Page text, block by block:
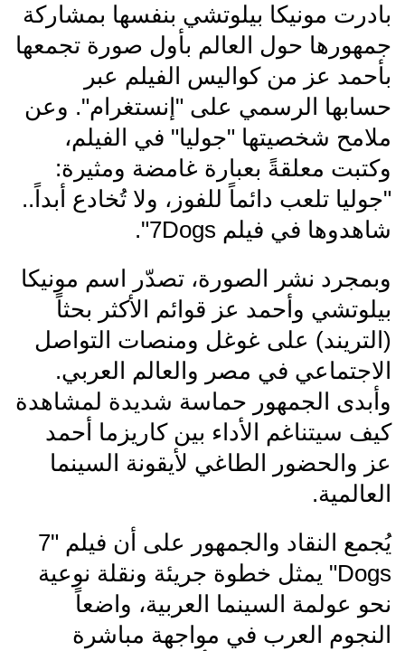
بادرت مونيكا بيلوتشي بنفسها بمشاركة
جمهورها حول العالم بأول صورة تجمعها
بأحمد عز من كواليس الفيلم عبر
حسابها الرسمي على "إنستغرام". وعن
ملامح شخصيتها "جوليا" في الفيلم،
وكتبت معلقةً بعبارة غامضة ومثيرة:
"جوليا تلعب دائماً للفوز، ولا تُخادع أبداً..
شاهدوها في فيلم 7Dogs".
وبمجرد نشر الصورة، تصدّر اسم مونيكا
بيلوتشي وأحمد عز قوائم الأكثر بحثاً
(التريند) على غوغل ومنصات التواصل
الاجتماعي في مصر والعالم العربي.
وأبدى الجمهور حماسة شديدة لمشاهدة
كيف سيتناغم الأداء بين كاريزما أحمد
عز والحضور الطاغي لأيقونة السينما
العالمية.
يُجمع النقاد والجمهور على أن فيلم "7
Dogs" يمثل خطوة جريئة ونقلة نوعية
نحو عولمة السينما العربية، واضعاً
النجوم العرب في مواجهة مباشرة